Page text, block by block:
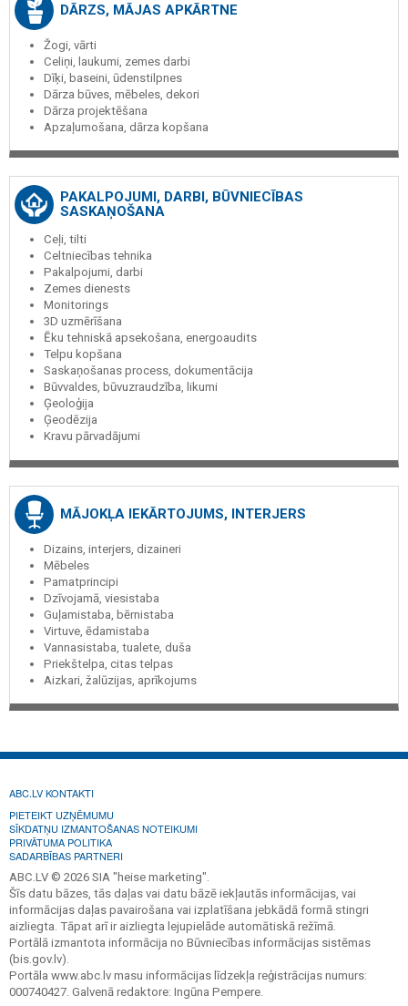
DĀRZS, MĀJAS APKĀRTNE
Žogi, vārti
Celiņi, laukumi, zemes darbi
Dīķi, baseini, ūdenstilpnes
Dārza būves, mēbeles, dekori
Dārza projektēšana
Apzaļumošana, dārza kopšana
PAKALPOJUMI, DARBI, BŪVNIECĪBAS
SASKAŅOŠANA
Ceļi, tilti
Celtniecības tehnika
Pakalpojumi, darbi
Zemes dienests
Monitorings
3D uzmērīšana
Ēku tehniskā apsekošana, energoaudits
Telpu kopšana
Saskaņošanas process, dokumentācija
Būvvaldes, būvuzraudzība, likumi
Ģeoloģija
Ģeodēzija
Kravu pārvadājumi
MĀJOKĻA IEKĀRTOJUMS, INTERJERS
Dizains, interjers, dizaineri
Mēbeles
Pamatprincipi
Dzīvojamā, viesistaba
Guļamistaba, bērnistaba
Virtuve, ēdamistaba
Vannasistaba, tualete, duša
Priekštelpa, citas telpas
Aizkari, žalūzijas, aprīkojums
ABC.LV KONTAKTI
PIETEIKT UZŅĒMUMU
SĪKDATŅU IZMANTOŠANAS NOTEIKUMI
PRIVĀTUMA POLITIKA
SADARBĪBAS PARTNERI
ABC.LV © 2026 SIA "heise marketing".
Šīs datu bāzes, tās daļas vai datu bāzē iekļautās informācijas, vai
informācijas daļas pavairošana vai izplatīšana jebkādā formā stingri
aizliegta. Tāpat arī ir aizliegta lejupielāde automātiskā režīmā.
Portālā izmantota informācija no Būvniecības informācijas sistēmas
(bis.gov.lv).
Portāla www.abc.lv masu informācijas līdzekļa reģistrācijas numurs:
000740427. Galvenā redaktore: Ingūna Pempere.